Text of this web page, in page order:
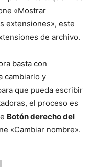
«Mostrar
extensiones», este
de archivo.
basta con
cambiarlo y
que pueda escribir
el proceso es
Botón derecho del
«Cambiar nombre».